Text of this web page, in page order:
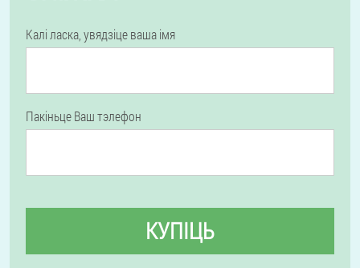
Калі ласка, увядзіце ваша імя
Пакіньце Ваш тэлефон
КУПІЦЬ